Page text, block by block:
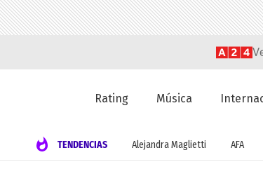
Rating Música
TENDENCIAS Alejandra Maglietti AFA